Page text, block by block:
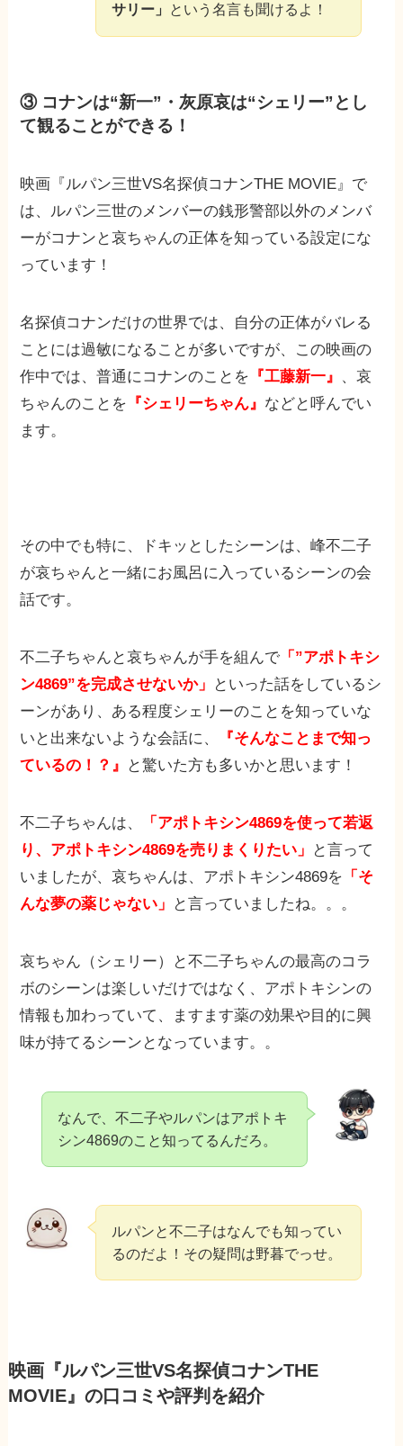
サリー」
という名言も聞けるよ！
③ コナンは“新一”・灰原哀は“シェリー”とし
て観ることができる！
映画『ルパン三世VS名探偵コナンTHE MOVIE』で
は、ルパン三世のメンバーの銭形警部以外のメンバ
ーがコナンと哀ちゃんの正体を知っている設定にな
っています！
名探偵コナンだけの世界では、自分の正体がバレる
ことには過敏になることが多いですが、この映画の
作中では、普通にコナンのことを 『工藤新一』 、哀
ちゃんのことを 『シェリーちゃん』 などと呼んでい
ます。
その中でも特に、ドキッとしたシーンは、峰不二子
が哀ちゃんと一緒にお風呂に入っているシーンの会
話です。
不二子ちゃんと哀ちゃんが手を組んで 「”アポトキシ
ン4869”を完成させないか」
といった話をしているシ
ーンがあり、ある程度シェリーのことを知っていな
いと出来ないような会話に、
『そんなことまで知っ
ているの！？』
と驚いた方も多いかと思います！
不二子ちゃんは、
「アポトキシン4869を使って若返
り、アポトキシン4869を売りまくりたい」
と言って
いましたが、哀ちゃんは、アポトキシン4869を 「そ
んな夢の薬じゃない」
と言っていましたね。。。
哀ちゃん（シェリー）と不二子ちゃんの最高のコラ
ボのシーンは楽しいだけではなく、アポトキシンの
情報も加わっていて、ますます薬の効果や目的に興
味が持てるシーンとなっています。。
なんで、不二子やルパンはアポトキ
シン4869のこと知ってるんだろ。
ルパンと不二子はなんでも知ってい
るのだよ！その疑問は野暮でっせ。
映画『ルパン三世VS名探偵コナンTHE
MOVIE』の口コミや評判を紹介